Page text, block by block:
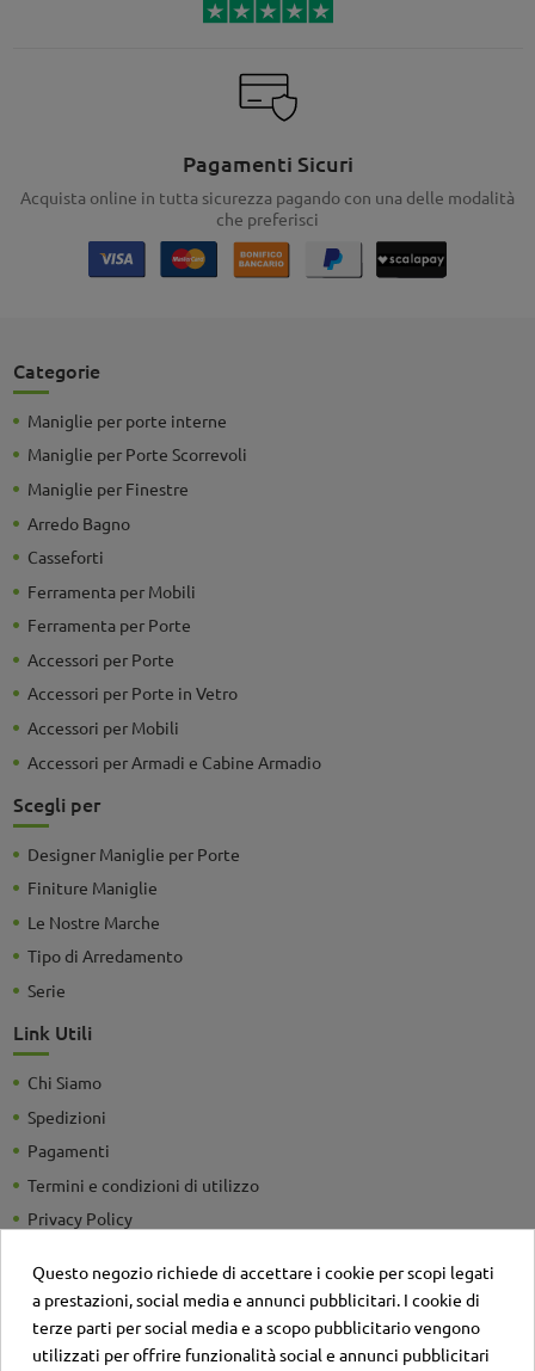
Pagamenti Sicuri
Acquista online in tutta sicurezza pagando con una delle modalità
che preferisci
Categorie
Maniglie per porte interne
Maniglie per Porte Scorrevoli
Maniglie per Finestre
Arredo Bagno
Casseforti
Ferramenta per Mobili
Ferramenta per Porte
Accessori per Porte
Accessori per Porte in Vetro
Accessori per Mobili
Accessori per Armadi e Cabine Armadio
Scegli per
Designer Maniglie per Porte
Finiture Maniglie
Le Nostre Marche
Tipo di Arredamento
Serie
Link Utili
Chi Siamo
Spedizioni
Pagamenti
Termini e condizioni di utilizzo
Privacy Policy
Detrazioni Fiscali
Sei un'azienda? Richiedi un listino personalizzato
Il negozio
Questo negozio richiede di accettare i cookie per scopi legati
a prestazioni, social media e annunci pubblicitari. I cookie di
terze parti per social media e a scopo pubblicitario vengono
utilizzati per offrire funzionalità social e annunci pubblicitari